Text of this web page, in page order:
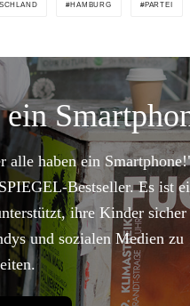
HAMBURG PARTEI
alle haben ein
Bestseller. Es ist
ihre Kinder sicher
und sozialen Medien zu